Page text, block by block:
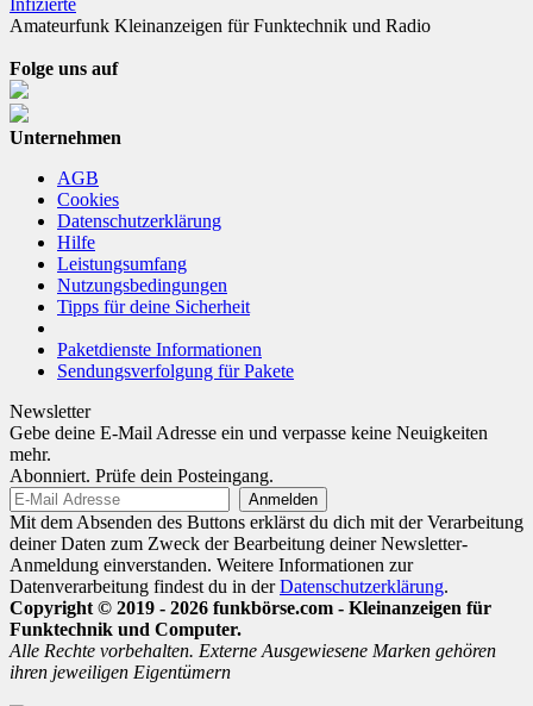
Amateurfunk Kleinanzeigen für Funktechnik und Radio
Folge uns auf
Unternehmen
AGB
Cookies
Datenschutzerklärung
Hilfe
Leistungsumfang
Nutzungsbedingungen
Tipps für deine Sicherheit
Paketdienste Informationen
Sendungsverfolgung für Pakete
Newsletter
Gebe deine E-Mail Adresse ein und verpasse keine Neuigkeiten
mehr.
Abonniert. Prüfe dein Posteingang.
Mit dem Absenden des Buttons erklärst du dich mit der Verarbeitung
deiner Daten zum Zweck der Bearbeitung deiner Newsletter-
Anmeldung einverstanden. Weitere Informationen zur
Datenverarbeitung findest du in derDatenschutzerklärung.
Copyright © 2019 - 2026 funkbörse.com - Kleinanzeigen für
Funktechnik und Computer.
Alle Rechte vorbehalten. Externe Ausgewiesene Marken gehören
ihren jeweiligen Eigentümern